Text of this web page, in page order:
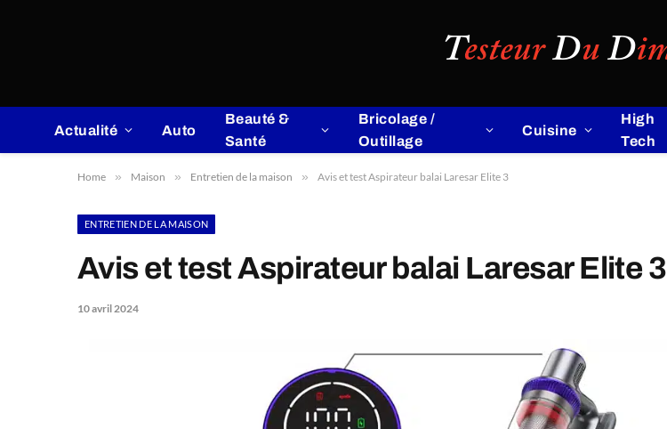
Actualité Auto
Beauté &
Santé
Bricolage /
Outillage
Cuisine
High
Tech
Home » Maison » Entretien de la maison » Avis et test Aspirateur balai Laresar Elite 3
ENTRETIEN DE LA MAISON
Avis et test Aspirateur balai Laresar Elite 3
10 avril 2024